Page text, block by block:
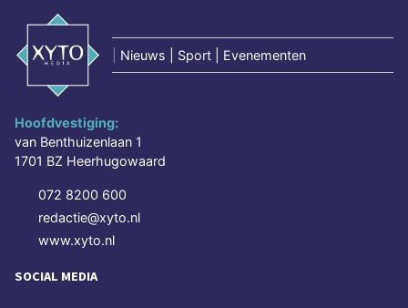
Nieuws | Sport | Evenementen
Hoofdvestiging:
van Benthuizenlaan 1
1701 BZ Heerhugowaard
072 8200 600
redactie@xyto.nl
www.xyto.nl
SOCIAL MEDIA